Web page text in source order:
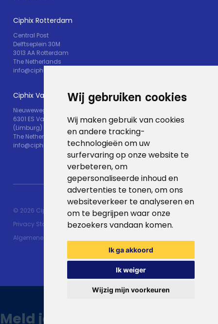
Wij gebruiken cookies
Wij maken gebruik van cookies
en andere tracking-
technologieën om uw
surfervaring op onze website te
verbeteren, om
gepersonaliseerde inhoud en
advertenties te tonen, om ons
websiteverkeer te analyseren en
om te begrijpen waar onze
bezoekers vandaan komen.
Ik ga akkoord
Ik weiger
Wijzig mijn voorkeuren
Ciphix Rotterdam
Central Post
Delftseplein 30M
3013 AA Rotterdam
The Netherlands
info@ciphix.io
Ciphix Valkenburg
Nieuweweg 25
6301 ES Valkenburg
(Limburg)
The Netherlands
info@ciphix.io
© 2026 Ciphix
Resources
Privacy Statement
Algemene voorwaarden
Met ♥︎ gemaakt:webdesign
agency Brendly&